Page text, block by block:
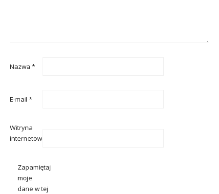
Nazwa *
E-mail *
Witryna
internetowa
Zapamiętaj
moje
dane w tej